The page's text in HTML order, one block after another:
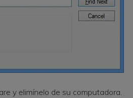
y elimínelo de su computadora.